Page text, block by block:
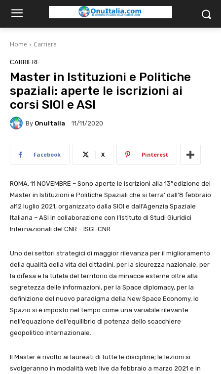
Home Carriere
CARRIERE
Master in Istituzioni e Politiche
spaziali: aperte le iscrizioni ai
corsi SIOI e ASI
By OnuItalia 11/11/2020
Facebook X Pinterest
ROMA, 11 NOVEMBRE – Sono aperte le iscrizioni alla 13°edizione del
Master in Istituzioni e Politiche Spaziali che si terra’ dall’8 febbraio
al12 luglio 2021, organizzato dalla SIOI e dall’Agenzia Spaziale
Italiana – ASI in collaborazione con l’Istituto di Studi Giuridici
Internazionali del CNR – ISGI-CNR.
Uno dei settori strategici di maggior rilevanza per il miglioramento
della qualità della vita dei cittadini, per la sicurezza nazionale, per
la difesa e la tutela del territorio da minacce esterne oltre alla
segretezza delle informazioni, per la Space diplomacy, per la
definizione del nuovo paradigma della New Space Economy, lo
Spazio si è imposto nel tempo come una variabile rilevante
nell’equazione dell’equilibrio di potenza dello scacchiere
geopolitico internazionale.
Il Master è rivolto ai laureati di tutte le discipline; le lezioni si
svolgeranno in modalità web live da febbraio a marzo 2021 e in